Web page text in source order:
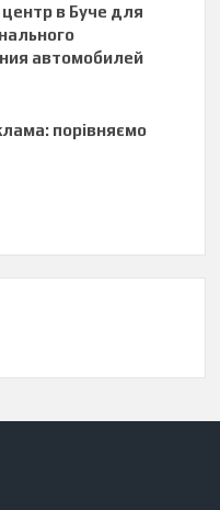
в Буче для
автомобилей
порівняємо